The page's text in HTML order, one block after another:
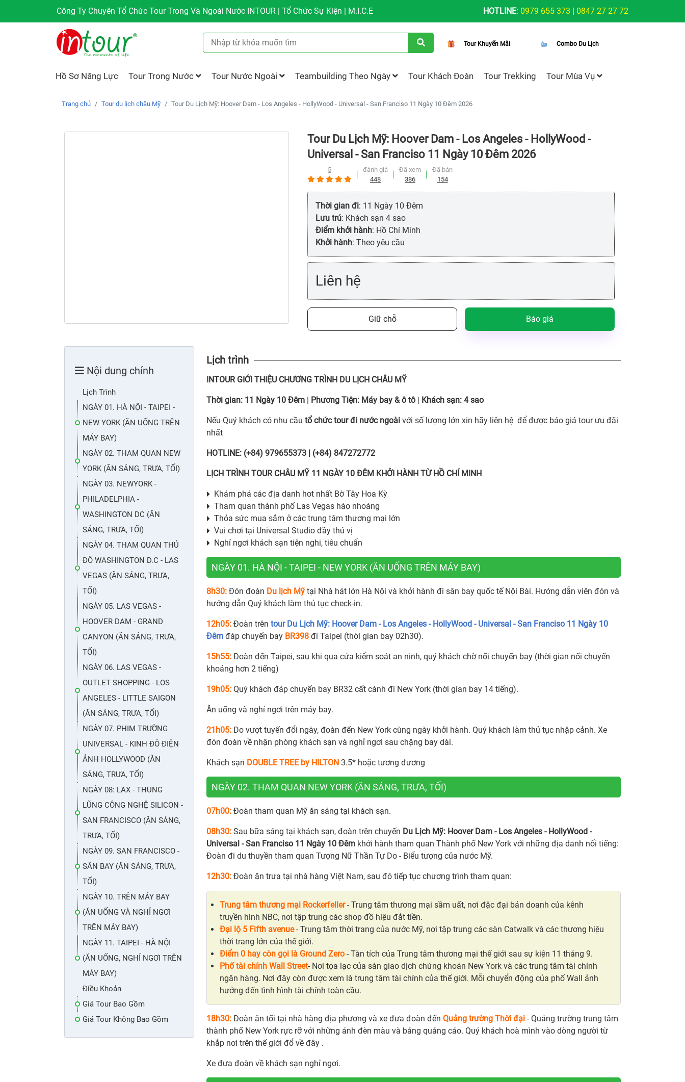
Công Ty Chuyên Tổ Chức Tour Trong Và Ngoài Nước INTOUR | Tổ Chức Sự Kiện | M.I.C.E HOTLINE: 0979 655 373 | 0847 27 27 72
Tour Khuyến Mãi Combo Du Lịch
Hồ Sơ Năng Lực Tour Trong Nước Tour Nước Ngoài Teambuilding Theo Ngày Tour Khách Đoàn Tour Trekking Tour Mùa Vụ
Trang chủ Tour du lịch châu Mỹ Tour Du Lịch Mỹ: Hoover Dam - Los Angeles - HollyWood - Universal - San Franciso 11 Ngày 10 Đêm 2026
Tour Du Lịch Mỹ: Hoover Dam - Los Angeles - HollyWood -
Universal - San Franciso 11 Ngày 10 Đêm 2026
5
đánh giá
448
Đã xem
386
Đã bán
154
Thời gian đi: 11 Ngày 10 Đêm
Lưu trú: Khách sạn 4 sao
Điểm khởi hành: Hồ Chí Minh
Khởi hành: Theo yêu cầu
Liên hệ
Giữ chỗ Báo giá
Nội dung chính
Lịch Trình
NGÀY 01. HÀ NỘI - TAIPEI -
NEW YORK (ĂN UỐNG TRÊN
MÁY BAY)
NGÀY 02. THAM QUAN NEW
YORK (ĂN SÁNG, TRƯA, TỐI)
NGÀY 03. NEWYORK -
PHILADELPHIA -
WASHINGTON DC (ĂN
SÁNG, TRƯA, TỐI)
NGÀY 04. THAM QUAN THỦ
ĐÔ WASHINGTON D.C - LAS
VEGAS (ĂN SÁNG, TRƯA,
TỐI)
NGÀY 05. LAS VEGAS -
HOOVER DAM - GRAND
CANYON (ĂN SÁNG, TRƯA,
TỐI)
NGÀY 06. LAS VEGAS -
OUTLET SHOPPING - LOS
ANGELES - LITTLE SAIGON
(ĂN SÁNG, TRƯA, TỐI)
NGÀY 07. PHIM TRƯỜNG
UNIVERSAL - KINH ĐÔ ĐIỆN
ẢNH HOLLYWOOD (ĂN
SÁNG, TRƯA, TỐI)
NGÀY 08: LAX - THUNG
LŨNG CÔNG NGHỆ SILICON -
SAN FRANCISCO (ĂN SÁNG,
TRƯA, TỐI)
NGÀY 09. SAN FRANCISCO -
SÂN BAY (ĂN SÁNG, TRƯA,
TỐI)
NGÀY 10. TRÊN MÁY BAY
(ĂN UỐNG VÀ NGHỈ NGƠI
TRÊN MÁY BAY)
NGÀY 11. TAIPEI - HÀ NỘI
(ĂN UỐNG, NGHỈ NGƠI TRÊN
MÁY BAY)
Điều Khoản
Giá Tour Bao Gồm
Giá Tour Không Bao Gồm
Lịch trình
INTOUR GIỚI THIỆU CHƯƠNG TRÌNH DU LỊCH CHÂU MỸ
Thời gian: 11 Ngày 10 Đêm | Phương Tiện: Máy bay & ô tô | Khách sạn: 4 sao
Nếu Quý khách có nhu cầu tổ chức tour đi nước ngoài với số lượng lớn xin hãy liên hệ để được báo giá tour ưu đãi
nhất
HOTLINE: (+84) 979655373 | (+84) 847272772
LỊCH TRÌNH TOUR CHÂU MỸ 11 NGÀY 10 ĐÊM KHỞI HÀNH TỪ HỒ CHÍ MINH
Khám phá các địa danh hot nhất Bờ Tây Hoa Kỳ
Tham quan thành phố Las Vegas hào nhoáng
Thỏa sức mua sắm ở các trung tâm thương mại lớn
Vui chơi tại Universal Studio đầy thú vị
Nghỉ ngơi khách sạn tiện nghi, tiêu chuẩn
NGÀY 01. HÀ NỘI - TAIPEI - NEW YORK (ĂN UỐNG TRÊN MÁY BAY)
8h30: Đón đoàn Du lịch Mỹ tại Nhà hát lớn Hà Nội và khởi hành đi sân bay quốc tế Nội Bài. Hướng dẫn viên đón và
hướng dẫn Quý khách làm thủ tục check-in.
12h05: Đoàn trên tour Du Lịch Mỹ: Hoover Dam - Los Angeles - HollyWood - Universal - San Franciso 11 Ngày 10
Đêm đáp chuyến bay BR398 đi Taipei (thời gian bay 02h30).
15h55: Đoàn đến Taipei, sau khi qua cửa kiểm soát an ninh, quý khách chờ nối chuyến bay (thời gian nối chuyến
khoảng hơn 2 tiếng)
19h05: Quý khách đáp chuyến bay BR32 cất cánh đi New York (thời gian bay 14 tiếng).
Ăn uống và nghỉ ngơi trên máy bay.
21h05: Do vượt tuyến đổi ngày, đoàn đến New York cùng ngày khởi hành. Quý khách làm thủ tục nhập cảnh. Xe
đón đoàn về nhận phòng khách sạn và nghỉ ngơi sau chặng bay dài.
Khách sạn DOUBLE TREE by HILTON 3.5* hoặc tương đương
NGÀY 02. THAM QUAN NEW YORK (ĂN SÁNG, TRƯA, TỐI)
07h00: Đoàn tham quan Mỹ ăn sáng tại khách sạn.
08h30: Sau bữa sáng tại khách sạn, đoàn trên chuyến Du Lịch Mỹ: Hoover Dam - Los Angeles - HollyWood -
Universal - San Franciso 11 Ngày 10 Đêm khởi hành tham quan Thành phố New York với những địa danh nổi tiếng:
Đoàn đi du thuyền tham quan Tượng Nữ Thần Tự Do - Biểu tượng của nước Mỹ.
12h30: Đoàn ăn trưa tại nhà hàng Việt Nam, sau đó tiếp tục chương trình tham quan:
Trung tâm thương mại Rockerfeller- Trung tâm thương mại sầm uất, nơi đặc đại bản doanh của kênh
truyền hình NBC, nơi tập trung các shop đồ hiệu đắt tiền.
Đại lộ 5 Fifth avenue- Trung tâm thời trang của nước Mỹ, nơi tập trung các sàn Catwalk và các thương hiệu
thời trang lớn của thế giới.
Điểm 0 hay còn gọi là Ground Zero - Tàn tích của Trung tâm thương mại thế giới sau sự kiện 11 tháng 9.
Phố tài chính Wall Street- Nơi tọa lạc của sàn giao dịch chứng khoán New York và các trung tâm tài chính
ngân hàng. Nơi đây còn được xem là trung tâm tài chính của thế giới. Mỗi chuyển động của phố Wall ảnh
hưởng đến tình hình tài chính toàn cầu.
18h30: Đoàn ăn tối tại nhà hàng địa phương và xe đưa đoàn đến Quảng trường Thời đại - Quảng trường trung tâm
thành phố New York rực rỡ với những ánh đèn màu và bảng quảng cáo. Quý khách hoà mình vào dòng người từ
khắp nơi trên thế giới đổ về đây .
Xe đưa đoàn về khách sạn nghỉ ngơi.